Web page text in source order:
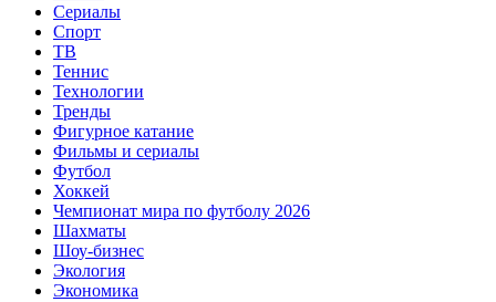
Сериалы
Спорт
ТВ
Теннис
Технологии
Тренды
Фигурное катание
Фильмы и сериалы
Футбол
Хоккей
Чемпионат мира по футболу 2026
Шахматы
Шоу-бизнес
Экология
Экономика